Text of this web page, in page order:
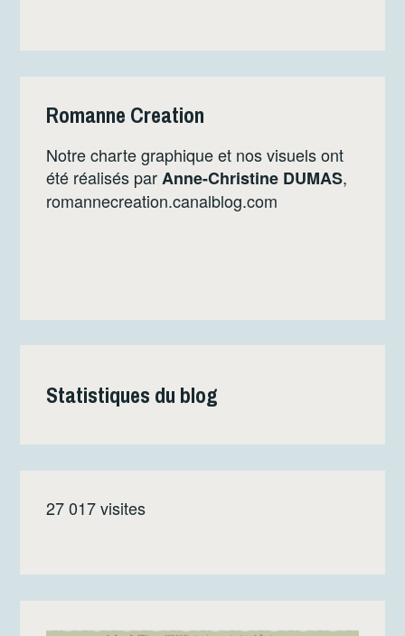
Romanne Creation
Notre charte graphique et nos visuels ont
été réalisés parAnne-Christine DUMAS,
romannecreation.canalblog.com
Statistiques du blog
27 017 visites